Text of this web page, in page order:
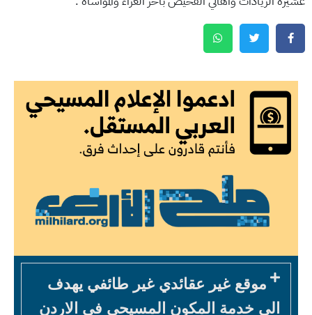
موقع غير عقائدي غير طائفي يهدف
الى خدمة المكون المسيحي في الاردن